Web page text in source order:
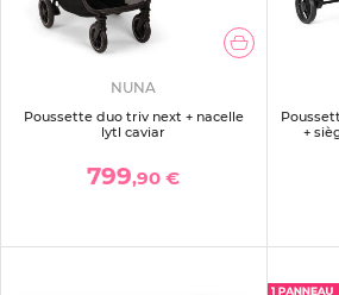
NUNA
Poussette duo triv next + nacelle
lytl caviar
799,90 €
+